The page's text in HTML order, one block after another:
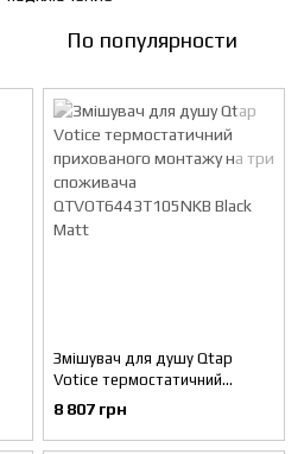
По популярности
Змішувач для душу Qtap
Votice термостатичний
прихованого монтажу на три
споживача
QTVOT6443T105NKB Black
8 807 грн